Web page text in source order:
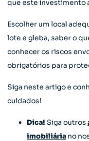
que este investimento
Escolher um local
lote e gleba, saber o
conhecer os riscos
obrigatórios para
Siga neste artigo e
cuidados!
Dica! Siga outros
imobiliária no